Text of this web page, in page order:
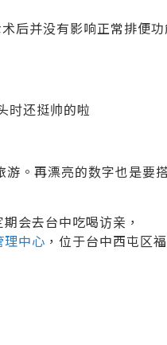
后并没有影响正常排便
时还挺帅的啦
。再漂亮的数字也是要
会去台中吃喝访亲，
理中心 ，位于台中西屯区